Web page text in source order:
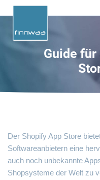
Guide
Der Shopify App Store
Softwareanbietern eine
auch noch unbekannte
Shopsysteme der Welt zu